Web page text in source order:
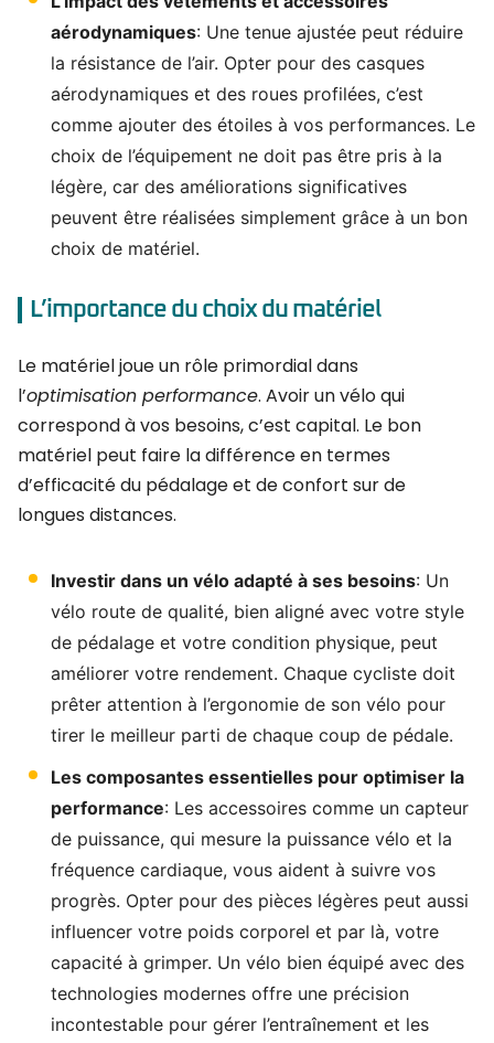
aérodynamiques: Une tenue ajustée peut réduire
la résistance de l’air. Opter pour des casques
aérodynamiques et des roues profilées, c’est
comme ajouter des étoiles à vos performances. Le
choix de l’équipement ne doit pas être pris à la
légère, car des améliorations significatives
peuvent être réalisées simplement grâce à un bon
choix de matériel.
L’importance du choix du matériel
Le matériel joue un rôle primordial dans
l’optimisation performance. Avoir un vélo qui
correspond à vos besoins, c’est capital. Le bon
matériel peut faire la différence en termes
d’efficacité du pédalage et de confort sur de
longues distances.
Investir dans un vélo adapté à ses besoins: Un
vélo route de qualité, bien aligné avec votre style
de pédalage et votre condition physique, peut
améliorer votre rendement. Chaque cycliste doit
prêter attention à l’ergonomie de son vélo pour
tirer le meilleur parti de chaque coup de pédale.
Les composantes essentielles pour optimiser la
performance: Les accessoires comme un capteur
de puissance, qui mesure la puissance vélo et la
fréquence cardiaque, vous aident à suivre vos
progrès. Opter pour des pièces légères peut aussi
influencer votre poids corporel et par là, votre
capacité à grimper. Un vélo bien équipé avec des
technologies modernes offre une précision
incontestable pour gérer l’entraînement et les